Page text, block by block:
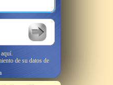
de su datos de